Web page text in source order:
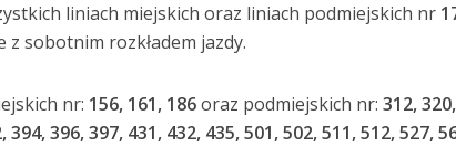
liniach miejskich oraz liniach podmiejskich nr
z sobotnim rozkładem jazdy.
nr: 156, 161, 186oraz podmiejskich nr:312,
394, 396, 397, 431, 432, 435, 501, 502, 511, 512, 527,